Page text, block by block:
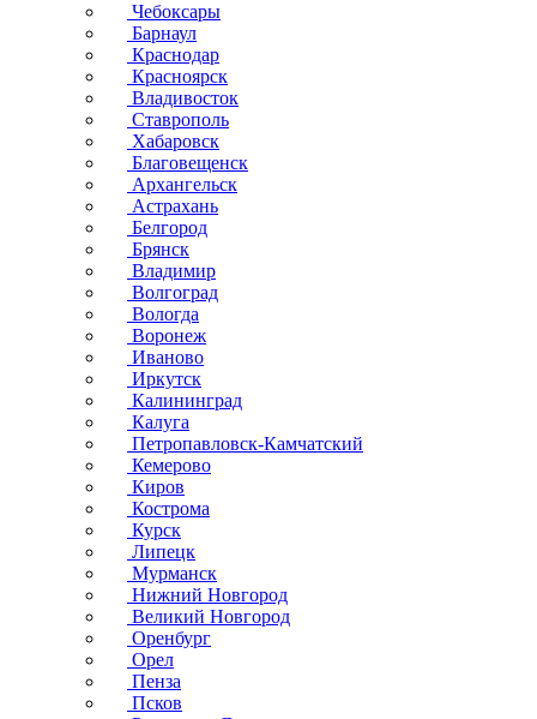
Чебоксары
Барнаул
Краснодар
Красноярск
Владивосток
Ставрополь
Хабаровск
Благовещенск
Архангельск
Астрахань
Белгород
Брянск
Владимир
Волгоград
Вологда
Воронеж
Иваново
Иркутск
Калининград
Калуга
Петропавловск-Камчатский
Кемерово
Киров
Кострома
Курск
Липецк
Мурманск
Нижний Новгород
Великий Новгород
Оренбург
Орел
Пенза
Псков